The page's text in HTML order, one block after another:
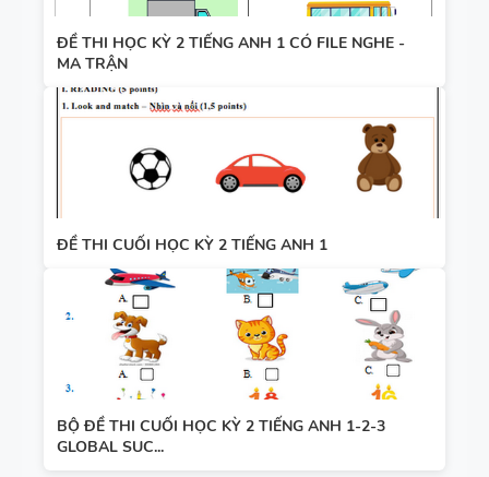
ĐỀ THI HỌC KỲ 2 TIẾNG ANH 1 CÓ FILE NGHE -
MA TRẬN
ĐỀ THI CUỐI HỌC KỲ 2 TIẾNG ANH 1
BỘ ĐỀ THI CUỐI HỌC KỲ 2 TIẾNG ANH 1-2-3
GLOBAL SUC...